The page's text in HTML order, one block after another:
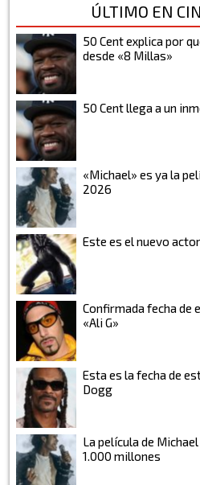
ÚLTIMO EN
50 Cent explica por
desde «8 Millas»
50 Cent llega a un
«Michael» es ya la
2026
Este es el nuevo
Confirmada fecha de
«Ali G»
Esta es la fecha de
Dogg
La película de
1.000 millones